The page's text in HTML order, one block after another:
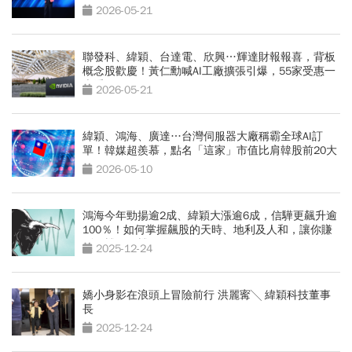
2026-05-21
聯發科、緯穎、台達電、欣興…輝達財報報喜，背板
概念股歡慶！黃仁勳喊AI工廠擴張引爆，55家受惠一
表看2026-05-21
緯穎、鴻海、廣達…台灣伺服器大廠稱霸全球AI訂
單！韓媒超羨慕，點名「這家」市值比肩韓股前20大
2026-05-10
鴻海今年勁揚逾2成、緯穎大漲逾6成，信驊更飆升逾
100％！如何掌握飆股的天時、地利及人和，讓你賺
到一檔又一檔？
2025-12-24
嬌小身影在浪頭上冒險前行 洪麗寗╲ 緯穎科技董事
長
2025-12-24